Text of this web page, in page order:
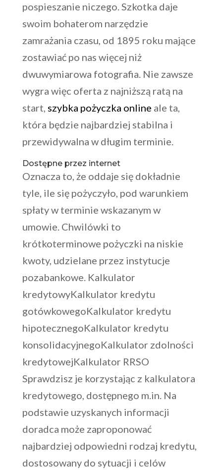
pospieszanie niczego. Szkotka daje
swoim bohaterom narzędzie
zamrażania czasu, od 1895 roku mające
zostawiać po nas więcej niż
dwuwymiarowa fotografia. Nie zawsze
wygra więc oferta z najniższą ratą na
start, szybka pożyczka online ale ta,
która będzie najbardziej stabilna i
przewidywalna w długim terminie.
Dostępne przez internet
Oznacza to, że oddaje się dokładnie
tyle, ile się pożyczyło, pod warunkiem
spłaty w terminie wskazanym w
umowie. Chwilówki to
krótkoterminowe pożyczki na niskie
kwoty, udzielane przez instytucje
pozabankowe. Kalkulator
kredytowyKalkulator kredytu
gotówkowegoKalkulator kredytu
hipotecznegoKalkulator kredytu
konsolidacyjnegoKalkulator zdolności
kredytowejKalkulator RRSO
Sprawdzisz je korzystając z kalkulatora
kredytowego, dostępnego m.in. Na
podstawie uzyskanych informacji
doradca może zaproponować
najbardziej odpowiedni rodzaj kredytu,
dostosowany do sytuacji i celów